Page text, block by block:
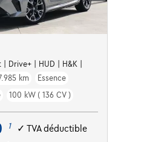
| Drive+ | HUD | H&K |
km
Essence
100 kW ( 136 CV )
1 ✓TVA déductible